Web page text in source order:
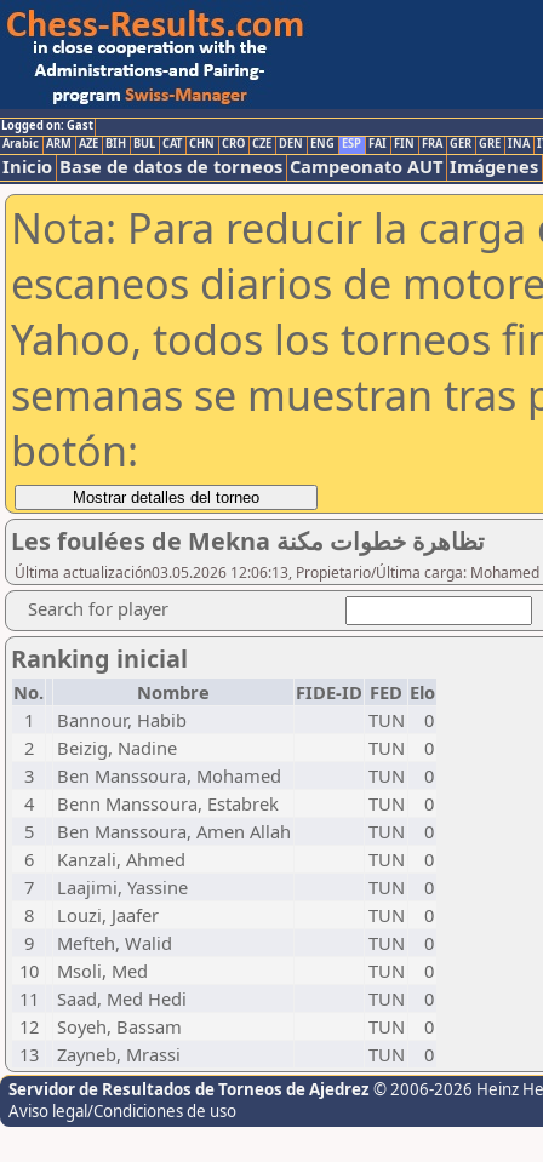
Logged on: Gast
Arabic ARM AZE BIH BUL CAT CHN CRO CZE DEN ENG ESP FAI FIN FRA GER GRE INA
Inicio Base de datos de torneos Campeonato AUT Imágenes
Nota: Para reducir la
escaneos diarios de
Yahoo, todos los torneos
semanas se muestran tras
botón:
Les foulées de Mekna تظاهرة خطوات مكنة
Última actualización03.05.2026 12:06:13, Propietario/Última carga: Mohamed
Search for player
Ranking inicial
No. Nombre FIDE-ID FED Elo
1
Bannour, Habib TUN
0
2
Beizig, Nadine TUN
0
3
Ben Manssoura, Mohamed TUN
0
4
Benn Manssoura, Estabrek TUN
0
5
Ben Manssoura, Amen Allah TUN
0
6
Kanzali, Ahmed TUN
0
7
Laajimi, Yassine TUN
0
8
Louzi, Jaafer TUN
0
9
Mefteh, Walid TUN
0
10
Msoli, Med TUN
0
11
Saad, Med Hedi TUN
0
12
Soyeh, Bassam TUN
0
13
Zayneb, Mrassi TUN 0
Servidor de Resultados de Torneos de Ajedrez © 2006-2026 Heinz
Aviso legal/Condiciones de uso